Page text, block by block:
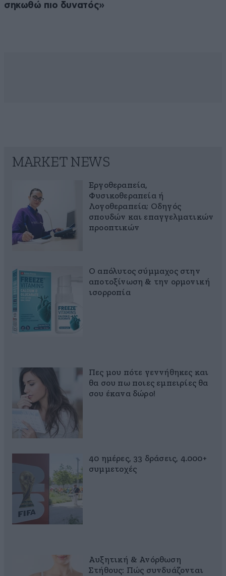
σηκωθώ πιο δυνατός»
MARKET NEWS
Εργοθεραπεία,
Φυσικοθεραπεία ή
Λογοθεραπεία; Οδηγός
σπουδών και επαγγελματικών
προοπτικών
Ο απόλυτος σύμμαχος στην
αποτοξίνωση & την ορμονική
ισορροπία
Πες μου πότε γεννήθηκες και
θα σου πω ποιες εμπειρίες θα
σου έκανα δώρο!
40 ημέρες, 33 δράσεις, 4.000+
συμμετοχές
Αυξητική & Ανόρθωση
Στήθους: Πώς συνδυάζονται